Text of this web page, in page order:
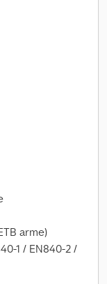
arme)
1 / EN840-2 /